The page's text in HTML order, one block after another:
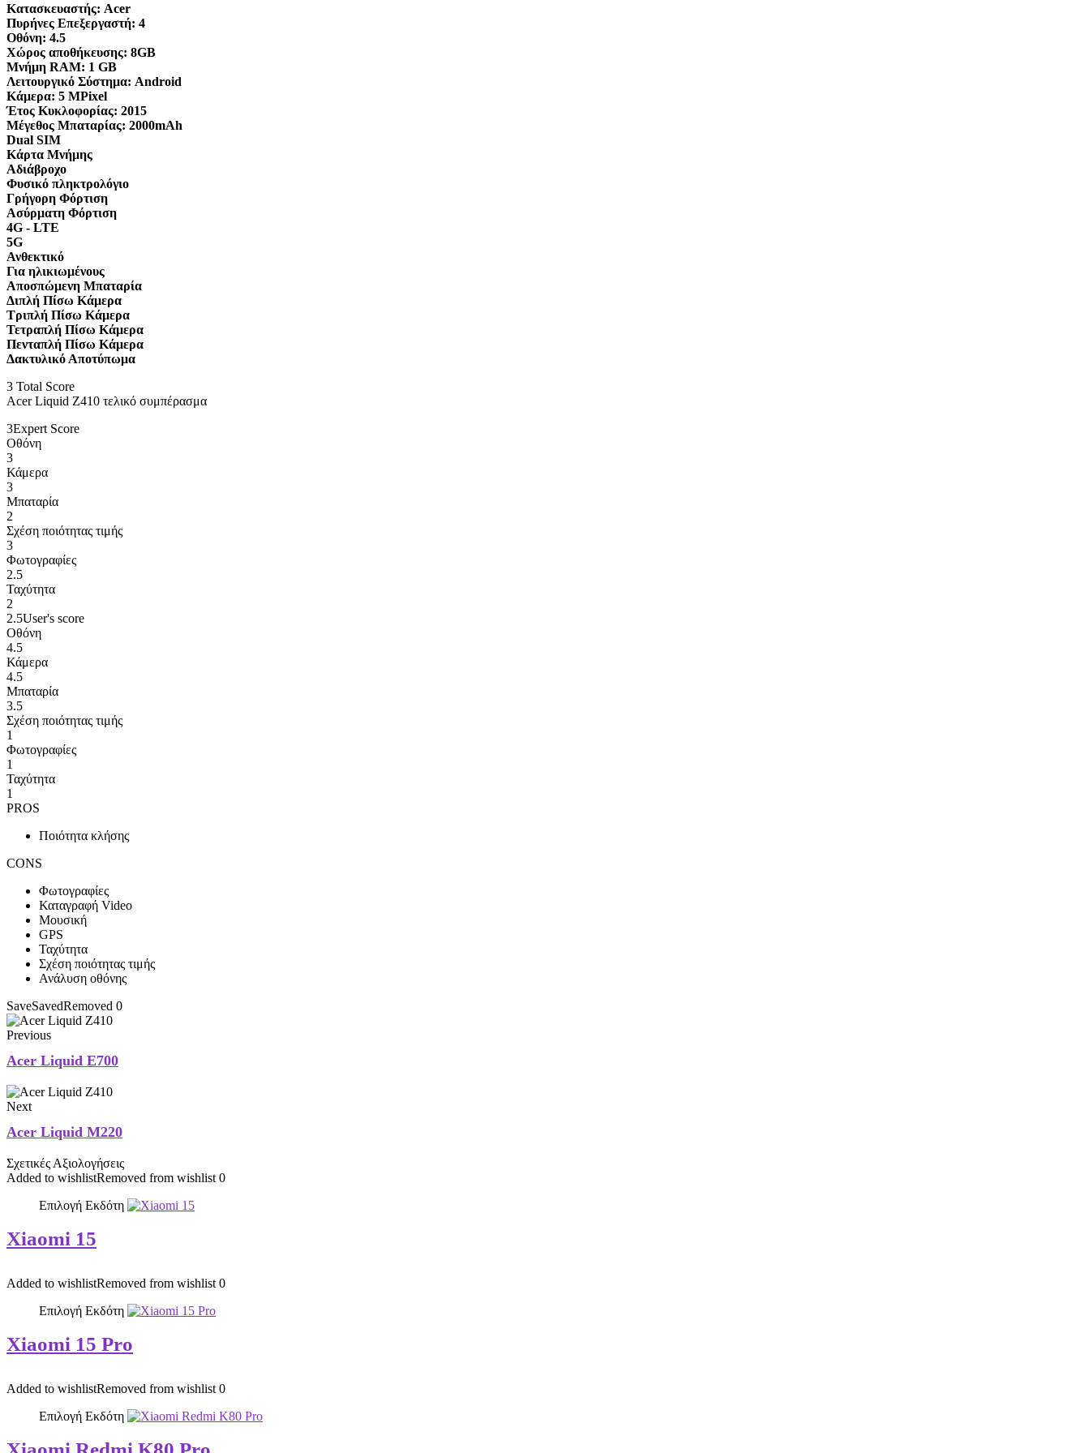
Κατασκευαστής: Acer
Πυρήνες Επεξεργαστή: 4
Οθόνη: 4.5
Χώρος αποθήκευσης: 8GB
Μνήμη RAM: 1 GB
Λειτουργικό Σύστημα: Android
Κάμερα: 5 MPixel
Έτος Κυκλοφορίας: 2015
Μέγεθος Μπαταρίας: 2000mAh
Dual SIM
Κάρτα Μνήμης
Αδιάβροχο
Φυσικό πληκτρολόγιο
Γρήγορη Φόρτιση
Ασύρματη Φόρτιση
4G - LTE
5G
Ανθεκτικό
Για ηλικιωμένους
Αποσπώμενη Μπαταρία
Διπλή Πίσω Κάμερα
Τριπλή Πίσω Κάμερα
Τετραπλή Πίσω Κάμερα
Πενταπλή Πίσω Κάμερα
Δακτυλικό Αποτύπωμα
3 Total Score
Acer Liquid Z410 τελικό συμπέρασμα
3Expert Score
Οθόνη
3
Κάμερα
3
Μπαταρία
2
Σχέση ποιότητας τιμής
3
Φωτογραφίες
2.5
Ταχύτητα
2
2.5User's score
Οθόνη
4.5
Κάμερα
4.5
Μπαταρία
3.5
Σχέση ποιότητας τιμής
1
Φωτογραφίες
1
Ταχύτητα
1
PROS
Ποιότητα κλήσης
CONS
Φωτογραφίες
Καταγραφή Video
Μουσική
GPS
Ταχύτητα
Σχέση ποιότητας τιμής
Ανάλυση οθόνης
SaveSavedRemoved 0
Previous
Acer Liquid E700
Next
Acer Liquid M220
Σχετικές Αξιολογήσεις
Added to wishlistRemoved from wishlist 0
Επιλογή Εκδότη
Xiaomi 15
Added to wishlistRemoved from wishlist 0
Επιλογή Εκδότη
Xiaomi 15 Pro
Added to wishlistRemoved from wishlist 0
Επιλογή Εκδότη